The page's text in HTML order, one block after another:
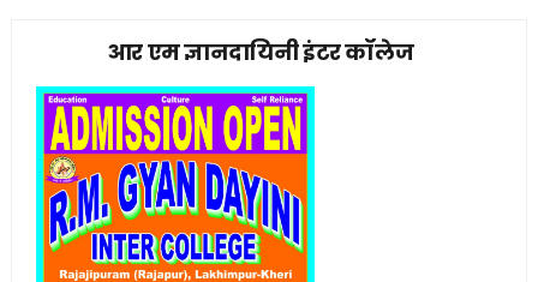
आर एम ज्ञानदायिनी इंटर कॉलेज